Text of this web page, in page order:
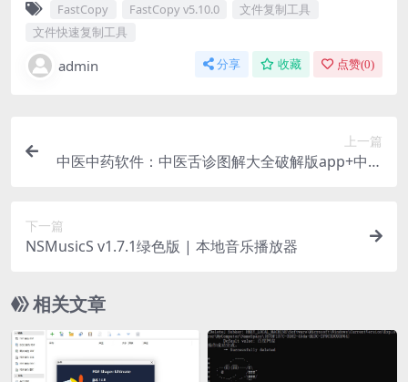
FastCopy FastCopy v5.10.0
文件复制工具
文件快速复制工具
admin 分享 收藏 点赞(0)
上一篇
中医中药软件：中医舌诊图解大全破解版app+中草
下一篇
NSMusicS v1.7.1绿色版 | 本地音乐播放器
相关文章